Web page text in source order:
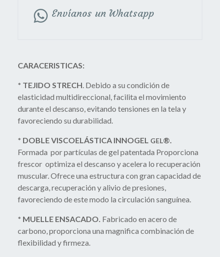
Envíanos un Whatsapp
CARACERISTICAS:
* TEJIDO STRECH. Debido a su condición de
elasticidad multidireccional, facilita el movimiento
durante el descanso, evitando tensiones en la tela y
favoreciendo su durabilidad.
* DOBLE VISCOELÁSTICA INNOGEL GEL®.
Formada por partículas de gel patentada Proporciona
frescor optimiza el descanso y acelera lo recuperación
muscular. Ofrece una estructura con gran capacidad de
descarga, recuperación y alivio de presiones,
favoreciendo de este modo la circulación sanguínea.
* MUELLE ENSACADO. Fabricado en acero de
carbono, proporciona una magnifica combinación de
flexibilidad y firmeza.